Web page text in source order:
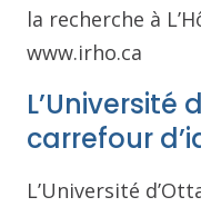
la recherche à
www.irho.ca
L’Université
carrefour
L’Université